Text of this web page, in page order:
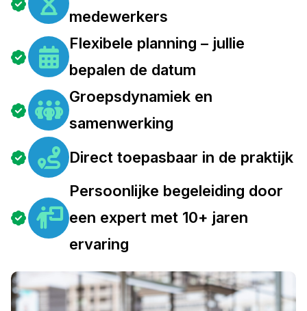
medewerkers
Flexibele planning – jullie
bepalen de datum
Groepsdynamiek en
samenwerking
Direct toepasbaar in de praktijk
Persoonlijke begeleiding door
een expert met 10+ jaren
ervaring